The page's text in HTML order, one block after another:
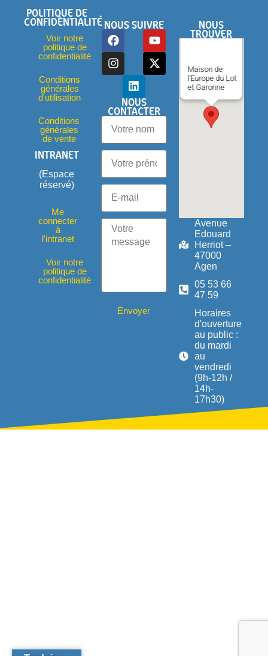
POLITIQUE DE
CONFIDENTIALITÉ
Voir notre
politique de
confidentialité
Conditions
générales
d'utilisation
Conditions
générales
de vente
INTRANET
(Espace
réservé)
Me
connecter
à
l'intranet
Voir notre
politique de
confidentialité
NOUS SUIVRE
NOUS
CONTACTER
Envoyer
NOUS
TROUVER
Maison de
l'Europe du Lot
et Garonne
Avenue
Edouard
Herriot –
47000
Agen
05 53 66
47 59
Horaires
d'ouverture
au public :
du mardi
au
vendredi
(9h-12h /
14h-
17h30)